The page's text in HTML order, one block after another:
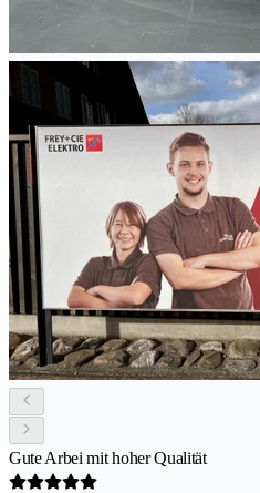
Gute Arbei mit hoher Qualität